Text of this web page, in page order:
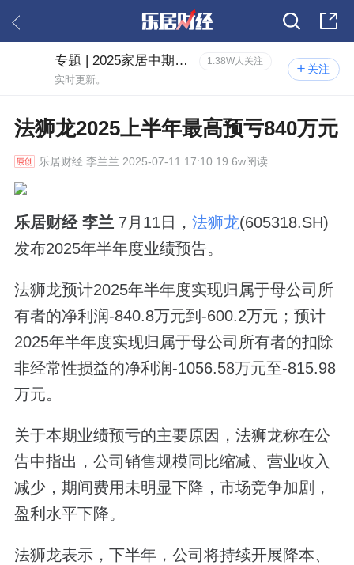
关注
专题 | 2025家居中期业绩预告 1.38W人关注
实时更新。
法狮龙2025上半年最高预亏840万元
乐居财经李兰兰 2025-07-11 17:10 19.6w阅读
乐居财经 李兰 7月11日， 法狮龙(605318.SH)
发布2025年半年度业绩预告。
法狮龙预计2025年半年度实现归属于母公司所
有者的净利润-840.8万元到-600.2万元；预计
2025年半年度实现归属于母公司所有者的扣除
非经常性损益的净利润-1056.58万元至-815.98
万元。
关于本期业绩预亏的主要原因，法狮龙称在公
告中指出，公司销售规模同比缩减、营业收入
减少，期间费用未明显下降，市场竞争加剧，
盈利水平下降。
法狮龙表示，下半年，公司将持续开展降本、